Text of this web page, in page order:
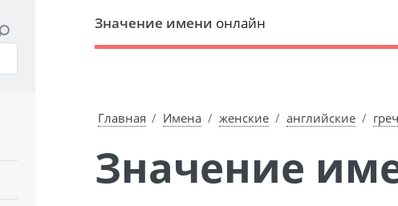
Значение имени онлайн
Главная Имена женские английские
Значение